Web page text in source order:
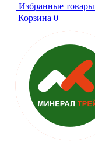
Избранные товары
Корзина 0